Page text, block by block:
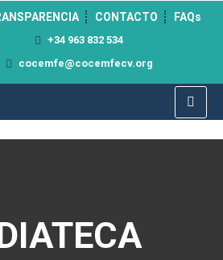
CONTACTO FAQs
+34 963 832 534
cocemfe@cocemfecv.org